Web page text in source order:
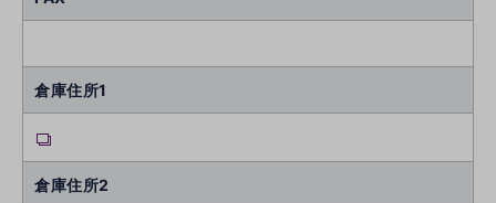
倉庫住所1
倉庫住所2